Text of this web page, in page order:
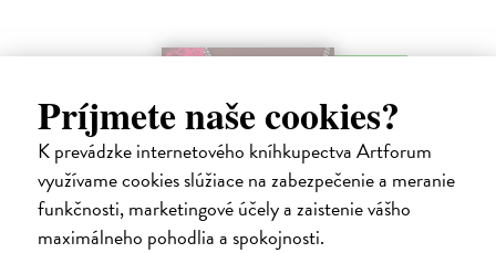
Príjmete naše cookies?
K prevádzke internetového kníhkupectva Artforum
využívame cookies slúžiace na zabezpečenie a meranie
funkčnosti, marketingové účely a zaistenie vášho
maximálneho pohodlia a spokojnosti.